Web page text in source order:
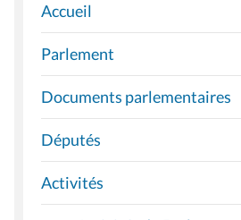
N
A
V
I
G
A
T
I
O
Accueil
Parlement
Documents parlementaires
Députés
Activités